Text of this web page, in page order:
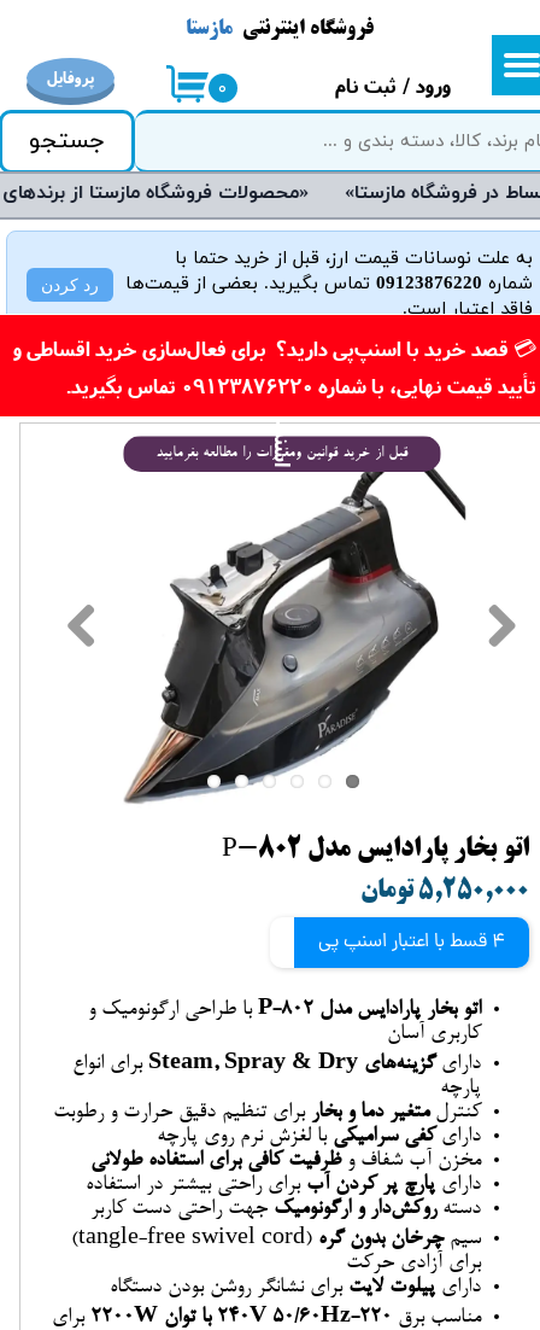
جستجو
۰ ورود / ثبت نام
حساب کاربری من
تغییر گذر واژه
سفارشات
خروج از حساب کاربری
فروشگاه اینترنتی مازستا
«محصولات فروشگاه مازستا از برندهای معتبر و روز دنیا می‌باشند و دارای گارانتی هستند»
به علت نوسانات قیمت ارز، قبل از خرید حتما با
شماره 09123876220تماس بگیرید. بعضی از قیمت‌ها
فاقد اعتبار است.
رد کردن
پروفایل
​💳 قصد خرید با اسنپ‌پی دارید؟ برای فعال‌سازی خرید اقساطی و
تأیید قیمت نهایی، با شماره 09123876220 تماس بگیرید.​​​​​​​
اتو بخار پارادایس مدل P-802
۵,۲۵۰,۰۰۰ تومان
4 قسط با اعتبار اسنپ پی
اتو بخار پارادایس مدل P-802
با طراحی ارگونومیک و
کاربری آسان
دارایگزینه‌های Steam, Spray & Dry
برای انواع
پارچه
کنترلمتغیر دما و بخار برای تنظیم دقیق حرارت و رطوبت
دارای کفی سرامیکی با لغزش نرم روی پارچه
مخزن آب شفاف وظرفیت کافی برای استفاده طولانی
دارای پارچ پر کردن آب برای راحتی بیشتر در استفاده
دستهروکش‌دار و ارگونومیک جهت راحتی دست کاربر
سیمچرخان بدون گره
(tangle-free swivel cord)
برای آزادی حرکت
دارای پیلوت لایت برای نشانگر روشن بودن دستگاه
مناسب برق 220-240V 50/60Hz با توان 2200W
برای
قبل از خرید قوانین ومقررات را مطالعه بفرمایید
خ
ی
د
ا
س
ن
پ
پ